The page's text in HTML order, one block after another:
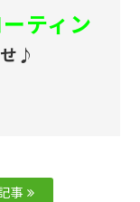
ティン
♪
事